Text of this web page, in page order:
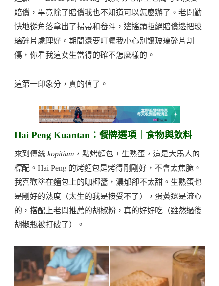
賠償，畢竟除了賠償我也不知道可以怎麼辦了。老闆勤
快地從角落拿出了掃帚和畚斗，邊搖頭拒絕賠償邊把玻
璃碎片處理好。期間還要叮囑我小心別讓玻璃碎片割
傷，你看我這女生當得的確不怎麼樣的。
這第一印象分，真的值了。
Hai Peng Kuantan：餐牌選項｜食物與飲料
來到傳統 kopitiam ，點烤麵包 + 生熟蛋，這是大馬人的
標配。Hai Peng 的烤麵包是烤得剛剛好，不會太焦脆。
我喜歡塗在麵包上的咖椰醬，濃郁卻不太甜。生熟蛋也
是剛好的熟度（太生的我是接受不了），蛋黃還是流心
的，搭配上老闆推薦的胡椒粉，真的好好吃（雖然過後
胡椒瓶被打破了）。